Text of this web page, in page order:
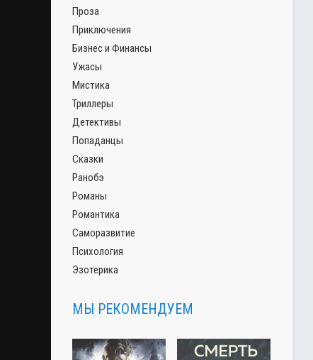
Проза
Приключения
Бизнес и Финансы
Ужасы
Мистика
Триллеры
Детективы
Попаданцы
Сказки
Ранобэ
Романы
Романтика
Саморазвитие
Психология
Эзотерика
МЫ РЕКОМЕНДУЕМ